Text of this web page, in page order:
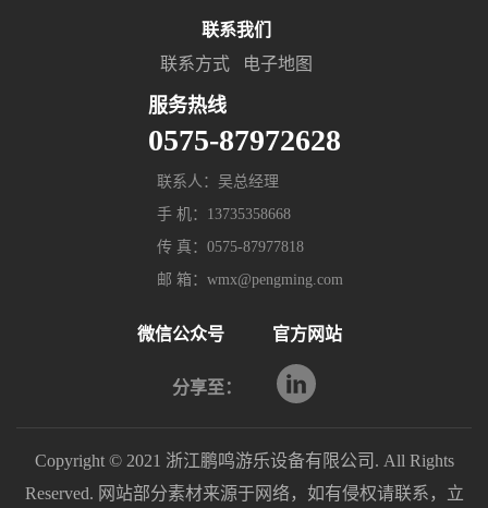
联系我们
联系方式
电子地图
服务热线
0575-87972628
联系人：吴总经理
手 机：13735358668
传 真：0575-87977818
邮 箱：wmx@pengming.com
微信公众号 官方网站
分享至：
Copyright © 2021 浙江鹏鸣游乐设备有限公司. All Rights
Reserved. 网站部分素材来源于网络，如有侵权请联系，立